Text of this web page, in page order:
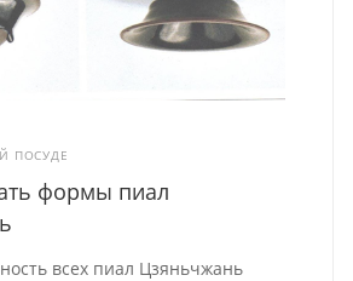
ПОСУДЕ
формы пиал
всех пиал Цзяньчжань